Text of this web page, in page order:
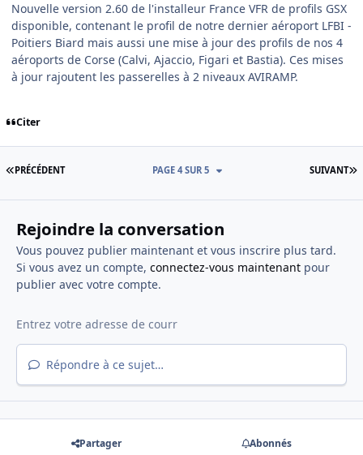
Nouvelle version 2.60 de l'installeur France VFR de profils GSX
disponible, contenant le profil de notre dernier aéroport LFBI -
Poitiers Biard mais aussi une mise à jour des profils de nos 4
aéroports de Corse (Calvi, Ajaccio, Figari et Bastia). Ces mises
à jour rajoutent les passerelles à 2 niveaux AVIRAMP.
Citer
PREMIÈRE PAGE
PRÉCÉDENT SUIVANT
PAGE 4 SUR 5
Rejoindre la conversation
Vous pouvez publier maintenant et vous inscrire plus tard.
Si vous avez un compte, connectez-vous maintenantpour
publier avec votre compte.
Répondre à ce sujet…
Partager Abonnés